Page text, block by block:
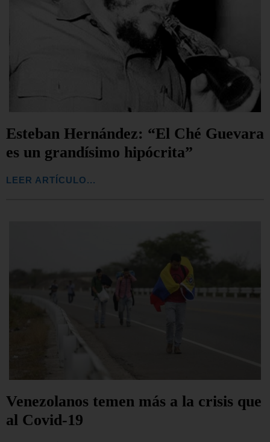
Esteban Hernández: “El Ché Guevara
es un grandísimo hipócrita”
LEER ARTÍCULO...
Venezolanos temen más a la crisis que
al Covid-19